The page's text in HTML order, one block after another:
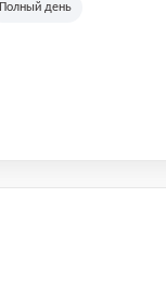
Полный день